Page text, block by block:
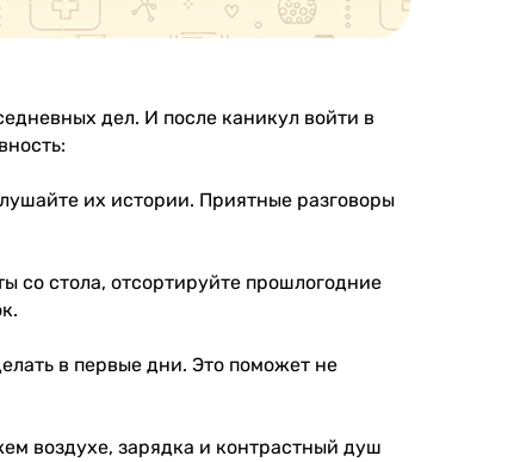
дел. И после каникул войти в
их истории. Приятные разговоры
со стола, отсортируйте прошлогодние
в первые дни. Это поможет не
воздухе, зарядка и контрастный душ